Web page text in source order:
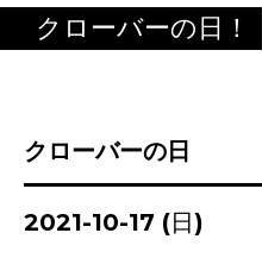
クローバーの日！
クローバーの日
2021-10-17 (日)